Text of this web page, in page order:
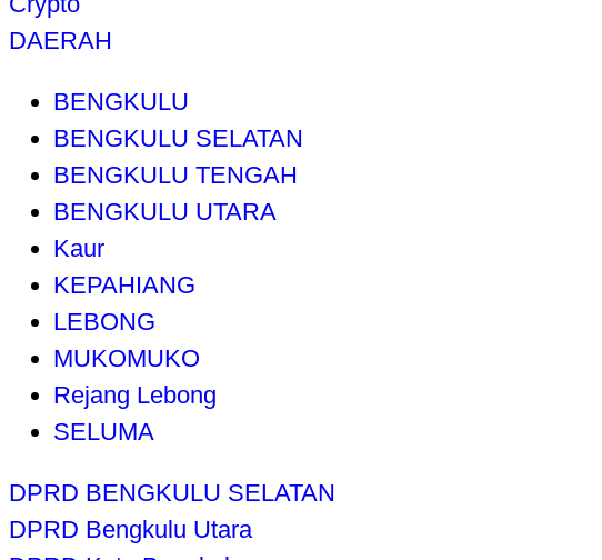
DAERAH
BENGKULU
BENGKULU SELATAN
BENGKULU TENGAH
BENGKULU UTARA
Kaur
KEPAHIANG
LEBONG
MUKOMUKO
Rejang Lebong
SELUMA
DPRD BENGKULU SELATAN
DPRD Bengkulu Utara